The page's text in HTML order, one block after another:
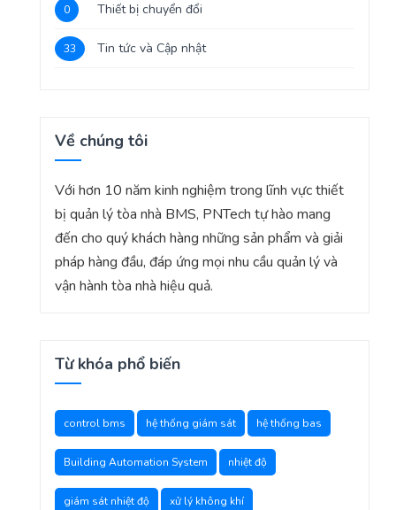
0 Thiết bị chuyển đổi
33 Tin tức và Cập nhật
Về chúng tôi
Với hơn 10 năm kinh nghiệm trong lĩnh vực thiết
bị quản lý tòa nhà BMS, PNTech tự hào mang
đến cho quý khách hàng những sản phẩm và giải
pháp hàng đầu, đáp ứng mọi nhu cầu quản lý và
vận hành tòa nhà hiệu quả.
Từ khóa phổ biến
control bms hệ thống giám sát hệ thống bas
Building Automation System nhiệt độ
giám sát nhiệt độ xử lý không khí